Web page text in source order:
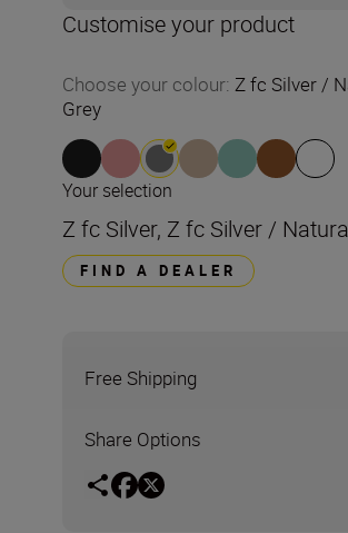
Customise your product
Choose your colour: Z fc Silver /
Grey
Your selection
Z fc Silver, Z fc Silver /
FIND A DEALER
Free Shipping
Share Options